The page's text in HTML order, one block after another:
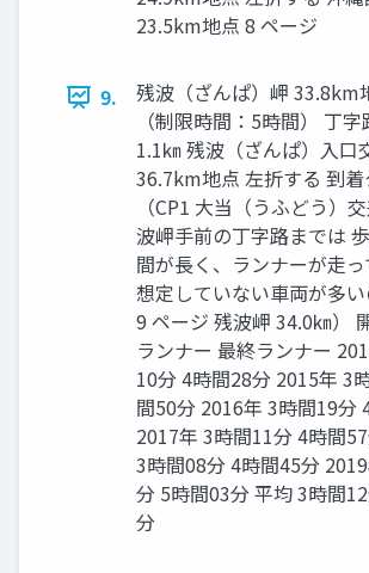
23.5km地点 8 ページ
9.
残波（ざんぱ）岬 33.8km
（制限時間：5時間） 丁
1.1㎞ 残波（ざんぱ）入口
36.7km地点 左折する 到着
（CP1 大当（うふどう）
波岬手前の丁字路までは
間が⻑く、ランナーが⾛
想定していない車両が多い
9 ページ 残波岬 34.0㎞）
ランナー 最終ランナー
10分 4時間28分 2015年 3
間50分 2016年 3時間19分
2017年 3時間11分 4時間
3時間08分 4時間45分
分 5時間03分 平均 3時間
分